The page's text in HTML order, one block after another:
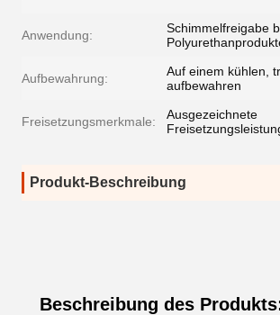
Anwendung:
Schimmelfreigabe
Aufbewahrung:
Auf einem kühlen,
aufbewahren
Freisetzungsmerkmale:
Ausgezeichnete
Produkt-Beschreibung
Beschreibung des